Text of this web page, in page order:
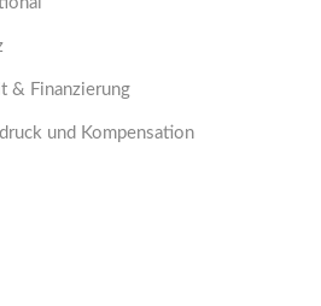
& Finanzierung
und Kompensation